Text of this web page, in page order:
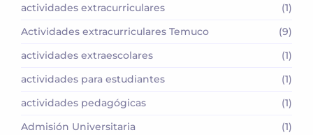
actividades extracurriculares
(1)
Actividades extracurriculares Temuco
(9)
actividades extraescolares
(1)
actividades para estudiantes
(1)
actividades pedagógicas
(1)
Admisión Universitaria
(1)